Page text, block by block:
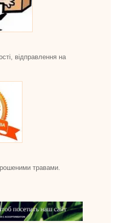
відправлення на
травами.